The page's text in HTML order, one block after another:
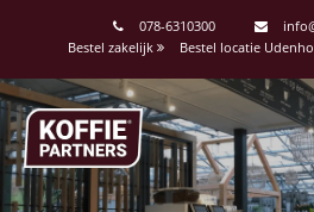
078-6310300
Bestel zakelijk
Bestel locatie